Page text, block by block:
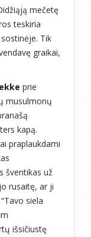
mečetę
teskiria
Tik
graikai,
prie
musulmonų
kapą.
praplaukdami
šventikas už
rusaitę, ar ji
siela
išsičiustę